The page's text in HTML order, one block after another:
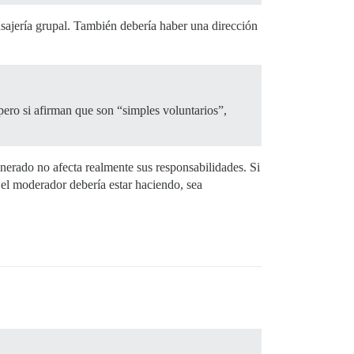
grupal. También debería haber una dirección
si afirman que son “simples voluntarios”,
no afecta realmente sus responsabilidades. Si
moderador debería estar haciendo, sea